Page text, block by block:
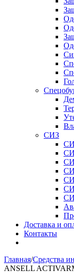
СИЗ
Доставка и
Контакты
Главная/Средства
ANSELL